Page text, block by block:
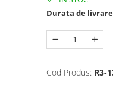
Durata de
Cod Produs: R3-